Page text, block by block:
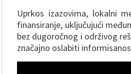
Uprkos izazovima, lokalni
finansiranje, uključujući
bez dugoročnog i održivog
značajno oslabiti